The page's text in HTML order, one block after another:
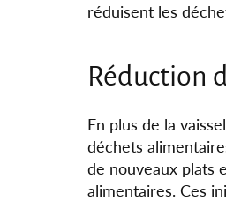
réduisent les
Réduction
En plus de la
déchets
de nouveaux plats
alimentaires. Ces